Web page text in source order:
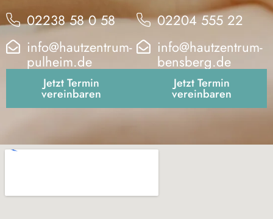
02238 58 0 58
info@hautzentrum-
pulheim.de
Jetzt Termin
vereinbaren
02204 555 22
info@hautzentrum-
bensberg.de
Jetzt Termin
vereinbaren